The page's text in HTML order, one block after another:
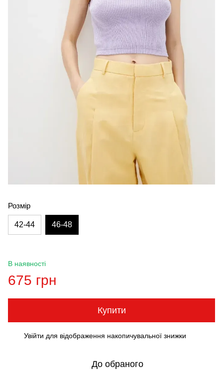
Розмір
42-44 46-48
В наявності
675 грн
Купити
Увійти для відображення накопичувальної знижки
До обраного